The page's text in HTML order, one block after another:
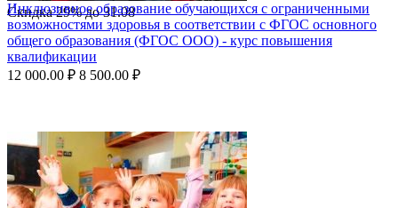
Скидка29%до31.08
Инклюзивное образование обучающихся с ограниченными
возможностями здоровья в соответствии с ФГОС основного
общего образования (ФГОС ООО) - курс повышения
квалификации
12 000.00 ₽ 8 500.00 ₽